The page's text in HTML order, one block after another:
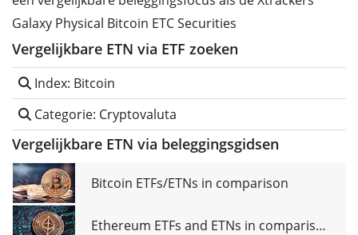
Galaxy Physical Bitcoin ETC Securities
Vergelijkbare ETN via ETF zoeken
Index: Bitcoin
Categorie: Cryptovaluta
Vergelijkbare ETN via beleggingsgidsen
Bitcoin ETFs/ETNs in comparison
Ethereum ETFs and ETNs in comparison